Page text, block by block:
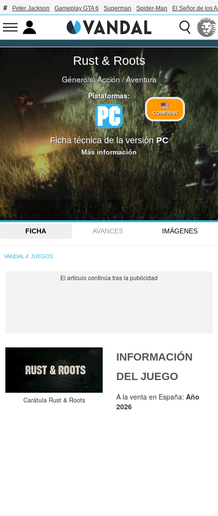
Peter Jackson Gameplay GTA 6 Superman Spider-Man El Señor de los
Rust & Roots
Género/s:Acción/Aventura
Plataformas:
COMPRAR
Ficha técnica de la versiónPC
Más información
FICHA AVANCES IMÁGENES
VANDAL JUEGOS
Carátula Rust & Roots
INFORMACIÓN
DEL JUEGO
A la venta en España:Año
2026